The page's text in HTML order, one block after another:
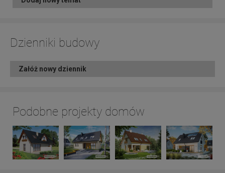
Dzienniki budowy
Załóż nowy dziennik
Podobne projekty domów